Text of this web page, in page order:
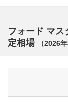
フォード マス
定相場
（2026年